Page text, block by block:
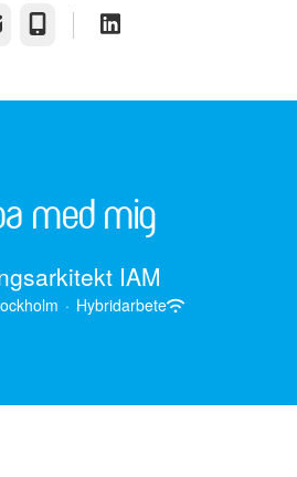
Telefon
med mig
IAM
· Hybridarbete